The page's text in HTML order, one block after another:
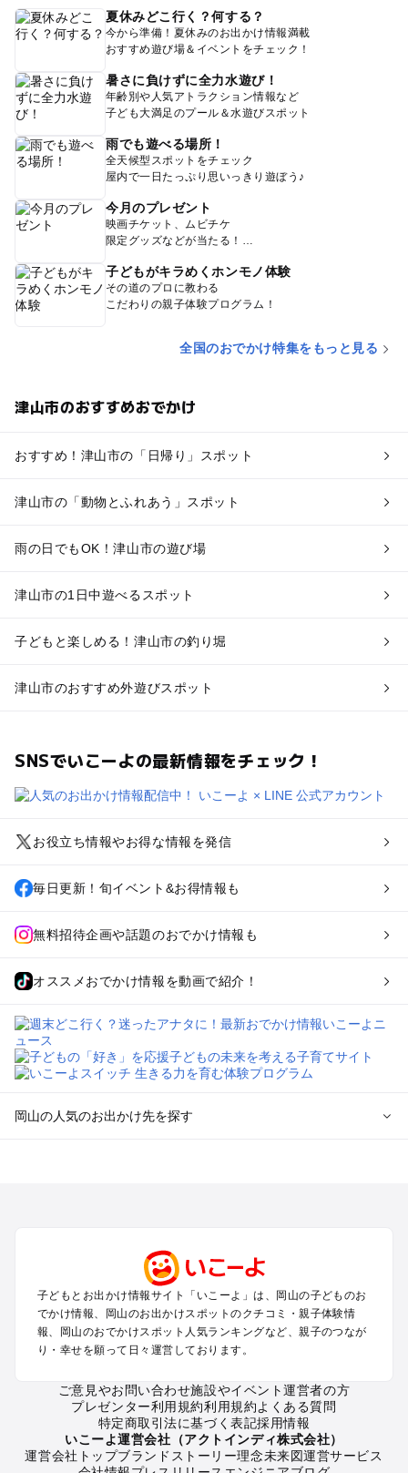
夏休みどこ行く？何する？
今から準備！夏休みのお出かけ情報満載
おすすめ遊び場＆イベントをチェック！
暑さに負けずに全力水遊び！
年齢別や人気アトラクション情報など
子ども大満足のプール＆水遊びスポット
雨でも遊べる場所！
全天候型スポットをチェック
屋内で一日たっぷり思いっきり遊ぼう♪
今月のプレゼント
映画チケット、ムビチケ
限定グッズなどが当たる！
子どもがキラめくホンモノ体験
その道のプロに教わる
こだわりの親子体験プログラム！
全国のおでかけ特集をもっと見る
津山市のおすすめおでかけ
おすすめ！津山市の「日帰り」スポット
津山市の「動物とふれあう」スポット
雨の日でもOK！津山市の遊び場
津山市の1日中遊べるスポット
子どもと楽しめる！津山市の釣り堀
津山市のおすすめ外遊びスポット
SNSでいこーよの最新情報をチェック！
お役立ち情報やお得な情報を発信
毎日更新！旬イベント&お得情報も
無料招待企画や話題のおでかけ情報も
オススメおでかけ情報を動画で紹介！
岡山の人気のお出かけ先を探す
高梁・新見・吉備高原のプールお出かけ
岡山の定番お出かけスポット
岡山の遊園地
岡山の動物園
岡山の釣り
岡山の牧場
岡山のプール
岡山のアスレチック
子どもとお出かけ情報サイト「いこーよ」は、岡山の子どものお
でかけ情報、岡山のお出かけスポットのクチコミ・親子体験情
報、岡山のおでかけスポット人気ランキングなど、親子のつなが
り・幸せを願って日々運営しております。
ご意見やお問い合わせ施設やイベント運営者の方
プレゼンター利用規約利用規約よくある質問
特定商取引法に基づく表記採用情報
いこーよ運営会社（アクトインディ株式会社）
運営会社トップブランドストーリー理念未来図運営サービス